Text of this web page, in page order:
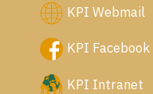
KPI Webmail
KPI Facebook
KPI Intranet